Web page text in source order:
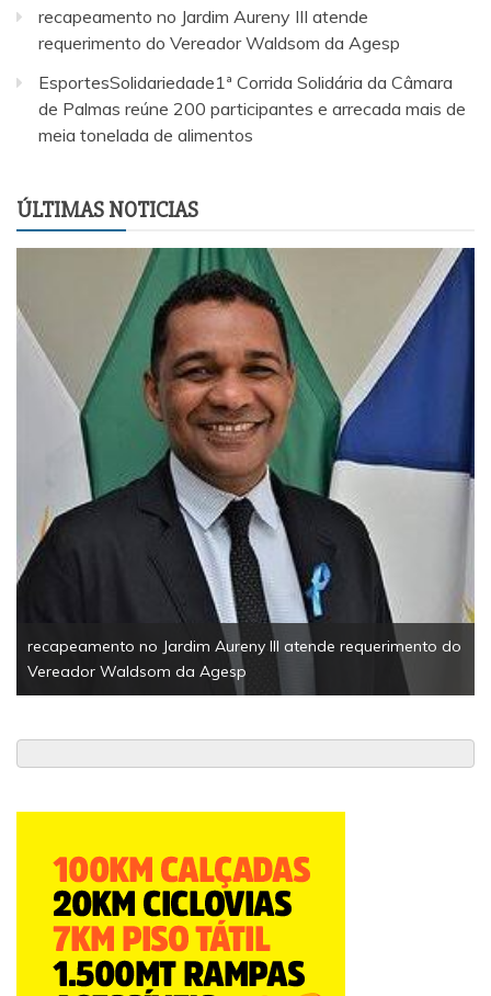
recapeamento no Jardim Aureny III atende
requerimento do Vereador Waldsom da Agesp
EsportesSolidariedade1ª Corrida Solidária da Câmara
de Palmas reúne 200 participantes e arrecada mais de
meia tonelada de alimentos
ÚLTIMAS NOTICIAS
recapeamento no Jardim Aureny III atende requerimento do
Vereador Waldsom da Agesp